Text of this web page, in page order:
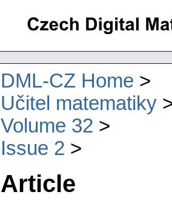
DML-CZ Home
Učitel matematiky
Volume 32
Issue 2
Article